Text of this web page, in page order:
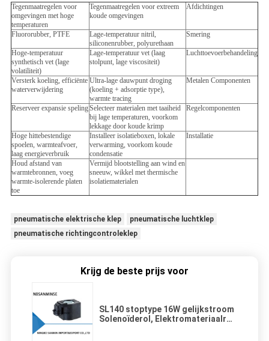
Tegenmaatregelen voor
omgevingen met hoge
temperaturen
Tegenmaatregelen voor extreem
koude omgevingen
Afdichtingen
Fluororubber, PTFE
Lage-temperatuur nitril,
siliconenrubber, polyurethaan
Smering
Hoge-temperatuur
synthetisch vet (lage
volatiliteit)
Lage-temperatuur vet (laag
stolpunt, lage viscositeit)
Luchttoevoerbehandeling
Versterk koeling, efficiënte
waterverwijdering
Ultra-lage dauwpunt droging
(koeling + adsorptie type),
warmte tracing
Metalen Componenten
Reserveer expansie spelingSelecteer materialen met taaiheid
bij lage temperaturen, voorkom
lekkage door koude krimp
Regelcomponenten
Hoge hittebestendige
spoelen, warmteafvoer,
laag energieverbruik
Installeer isolatieboxen, lokale
verwarming, voorkom koude
condensatie
Installatie
Houd afstand van
warmtebronnen, voeg
warmte-isolerende platen
toe
Vermijd blootstelling aan wind en
sneeuw, wikkel met thermische
isolatiematerialen
pneumatische elektrische klep
pneumatische luchtklep
pneumatische richtingcontroleklep
Krijg de beste prijs voor
SL140 stoptype 16W gelijkstroom
Solenoïderol, Elektromateriaalrol